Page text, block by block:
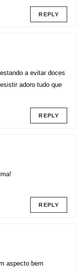
REPLY
a evitar doces
adoro tudo que
REPLY
REPLY
aspecto bem